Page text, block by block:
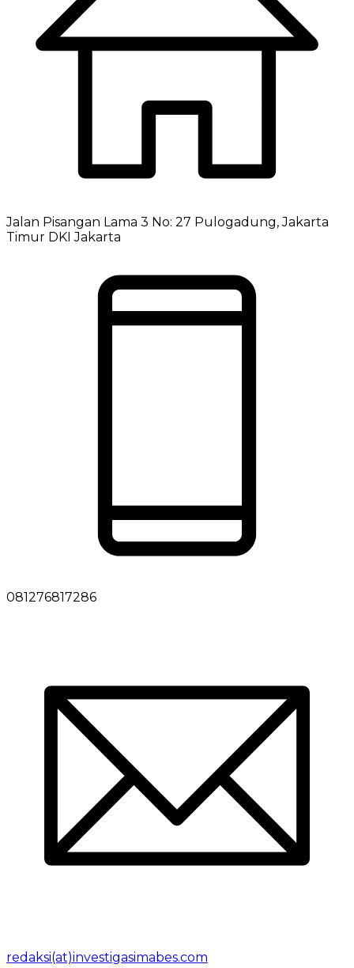
Jalan Pisangan Lama 3 No: 27 Pulogadung, Jakarta
Timur DKI Jakarta
081276817286
redaksi(at)investigasimabes.com